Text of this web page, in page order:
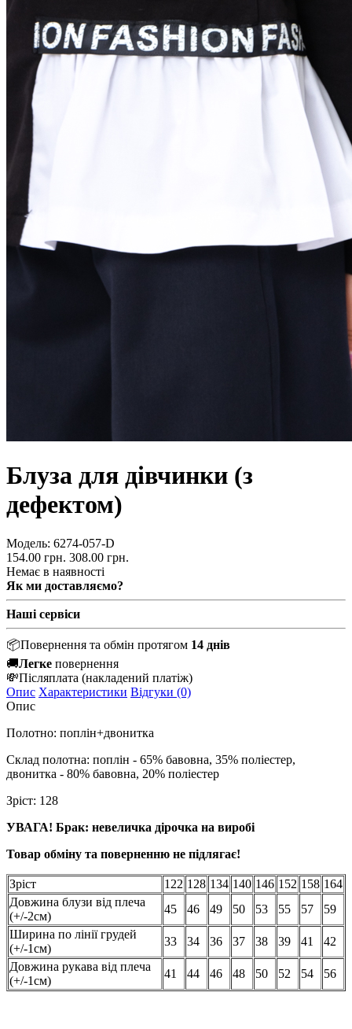
Блуза для дівчинки (з
дефектом)
Модель: 6274-057-D
154.00 грн. 308.00 грн.
Немає в наявності
Як ми доставляємо?
Наші сервіси
📦Повернення та обмін протягом 14 днів
🚚Легке повернення
💸Післяплата (накладений платіж)
Опис Характеристики Відгуки (0)
Опис
Полотно: поплін+двонитка
Склад полотна: поплін - 65% бавовна, 35% поліестер,
двонитка - 80% бавовна, 20% поліестер
Зріст: 128
УВАГА! Брак: невеличка дірочка на виробі
Товар обміну та поверненню не підлягає!
Зріст 122 128 134 140 146 152 158 164
Довжина блузи від плеча
(+/-2см)
45 46 49 50 53 55 57
59
Ширина по лінії грудей
(+/-1см)
33 34 36 37 38 39 41
42
Довжина рукава від плеча
(+/-1см)
41 44 46 48 50 52 54 56